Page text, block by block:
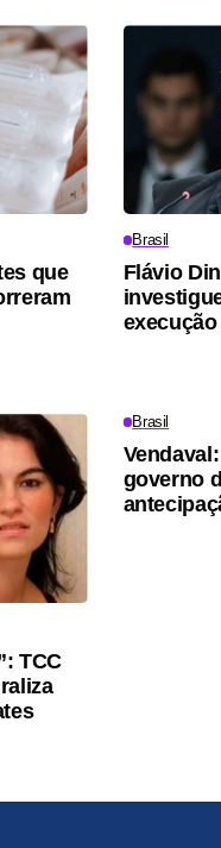
que
Brasil
Flávio
TCC
Brasil
governo